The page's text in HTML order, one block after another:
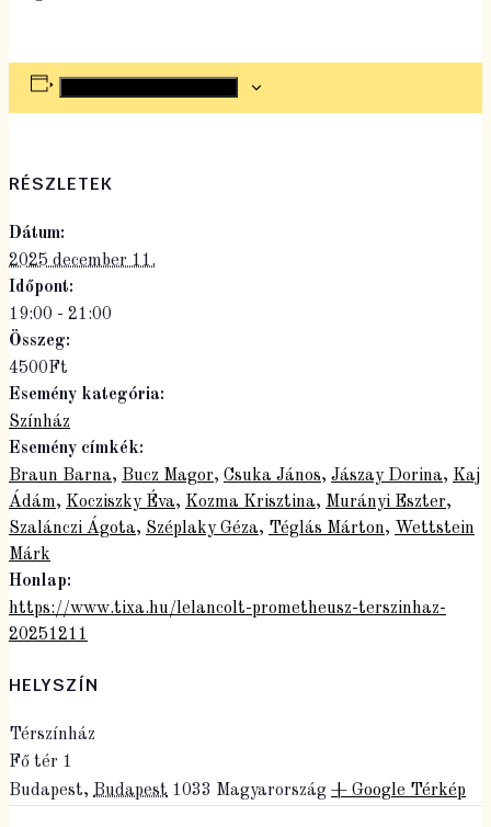
RÉSZLETEK
Dátum:
2025 december 11.
Időpont:
19:00 - 21:00
Összeg:
4500Ft
Esemény kategória:
Színház
Esemény címkék:
Braun Barna, Bucz Magor, Csuka János, Jászay Dorina, Kaj
Ádám, Kocziszky Éva, Kozma Krisztina, Murányi Eszter,
Szalánczi Ágota, Széplaky Géza, Téglás Márton, Wettstein
Márk
Honlap:
https://www.tixa.hu/lelancolt-prometheusz-terszinhaz-
20251211
HELYSZÍN
Térszínház
Fő tér 1
Budapest, Budapest 1033 Magyarország + Google Térkép